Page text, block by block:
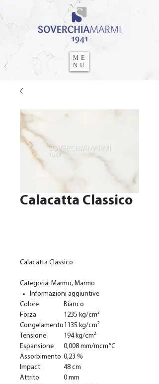
ME
NU
Calacatta Classico
Calacatta Classico
Categoria: Marmo, Marmo
Informazioni aggiuntive
Colore
Bianco
Forza
1235 kg/cm²
Congelamento 1135 kg/cm²
Tensione
194 kg/cm²
Espansione
0,008 mm/mcm°C
Assorbimento 0,23 %
Impact
48 cm
Attrito
0 mm